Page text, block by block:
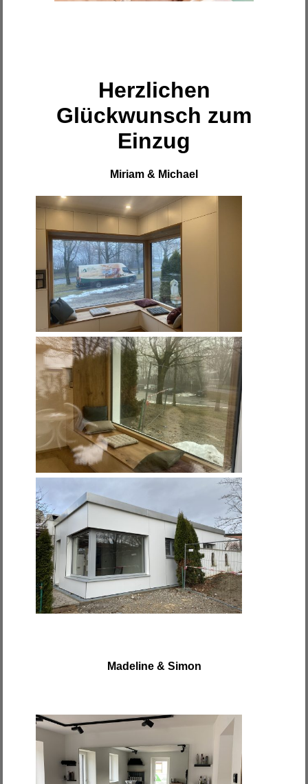
Herzlichen
Glückwunsch zum
Einzug
Miriam & Michael
Madeline & Simon